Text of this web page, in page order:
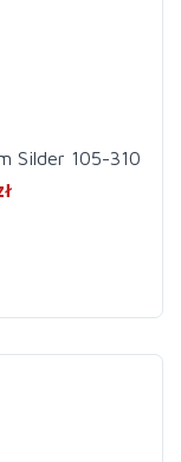
Silder 105-310